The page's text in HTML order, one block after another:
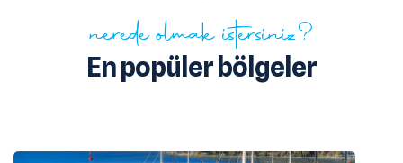
nerede olmak istersiniz?
En popüler bölgeler